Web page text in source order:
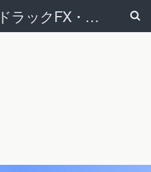
鬼隼（グッドラックFX・改）